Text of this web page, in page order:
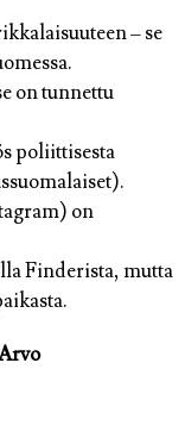
– se
on tunnettu
poliittisesta
on
Finderista, mutta